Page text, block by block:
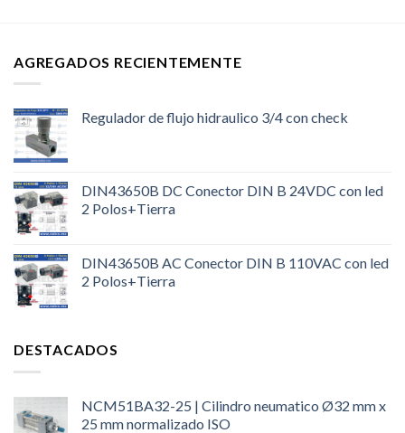
AGREGADOS RECIENTEMENTE
Regulador de flujo hidraulico 3/4 con check
DIN43650B DC Conector DIN B 24VDC con led
2 Polos+Tierra
DIN43650B AC Conector DIN B 110VAC con led
2 Polos+Tierra
DESTACADOS
NCM51BA32-25 | Cilindro neumatico Ø32 mm x
25 mm normalizado ISO